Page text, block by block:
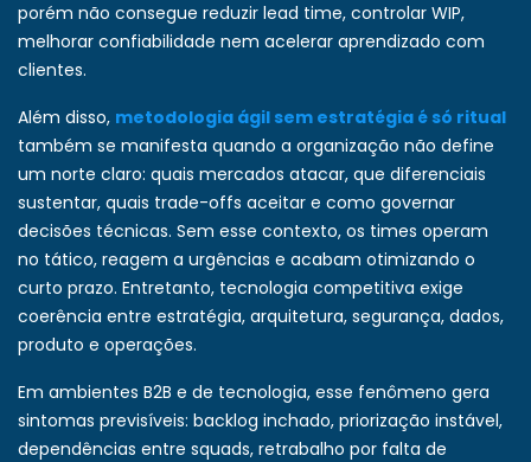
porém não consegue reduzir lead time, controlar WIP,
melhorar confiabilidade nem acelerar aprendizado com
clientes.
Além disso, metodologia ágil sem estratégia é só ritual
também se manifesta quando a organização não define
um norte claro: quais mercados atacar, que diferenciais
sustentar, quais trade-offs aceitar e como governar
decisões técnicas. Sem esse contexto, os times operam
no tático, reagem a urgências e acabam otimizando o
curto prazo. Entretanto, tecnologia competitiva exige
coerência entre estratégia, arquitetura, segurança, dados,
produto e operações.
Em ambientes B2B e de tecnologia, esse fenômeno gera
sintomas previsíveis: backlog inchado, priorização instável,
dependências entre squads, retrabalho por falta de